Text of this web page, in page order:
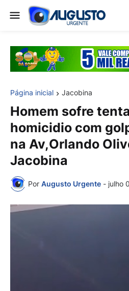
Página inicial Jacobina
Homem sofre
homicidio com
na Av,Orlando
Jacobina
Por Augusto Urgente - julho